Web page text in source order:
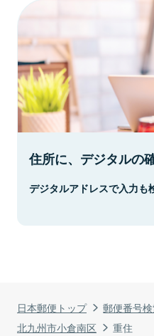
日本郵便トップ 郵便番号
北九州市小倉南区
重住
住所に、デジタルの
デジタルアドレスで入力も